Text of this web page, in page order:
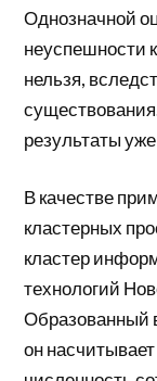
Однозначной
неуспешности
нельзя,
результаты
В качестве
кластерных
кластер
технологий
Образованный
он